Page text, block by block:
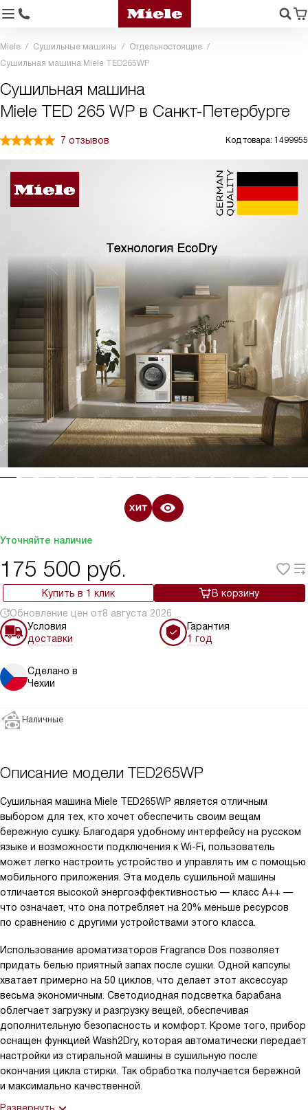
Miele Сушильные машины
Отдельностоящие
Сушильная машина Miele TED265WP
Сушильная машина
Miele TED 265 WP в Санкт-Петербурге
7 отзывов Код товара: 1499955
Уточняйте наличие
175 500 руб.
Купить в 1 клик
В корзину
Обновление цен от8 августа 2026
Условия
доставки
Гарантия
1 год
Сделано в
Чехии
Наличные
Описание модели TED265WP
Сушильная машина Miele TED265WP является отличным
выбором для тех, кто хочет обеспечить своим вещам
бережную сушку. Благодаря удобному интерфейсу на русском
языке и возможности подключения к Wi-Fi, пользователь
может легко настроить устройство и управлять им с помощью
мобильного приложения. Эта модель сушильной машины
отличается высокой энергоэффективностью — класс А++ —
что означает, что она потребляет на 20% меньше ресурсов
по сравнению с другими устройствами этого класса.
Использование ароматизаторов Fragrance Dos позволяет
придать белью приятный запах после сушки. Одной капсулы
хватает примерно на 50 циклов, что делает этот аксессуар
весьма экономичным. Светодиодная подсветка барабана
облегчает загрузку и разгрузку вещей, обеспечивая
дополнительную безопасность и комфорт. Кроме того, прибор
оснащен функцией Wash2Dry, которая автоматически передает
настройки из стиральной машины в сушильную после
окончания цикла стирки. Так обработка получается бережной
и максимально качественной.